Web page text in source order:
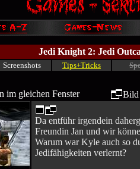
Jedi Knight 2: Jedi
Screenshots Tips+Tricks
im gleichen Fenster Bild
Da entführ irgendein
Freundin Jan und wir
Warum war Kyle auch so
Jedifähigkeiten verlernt?